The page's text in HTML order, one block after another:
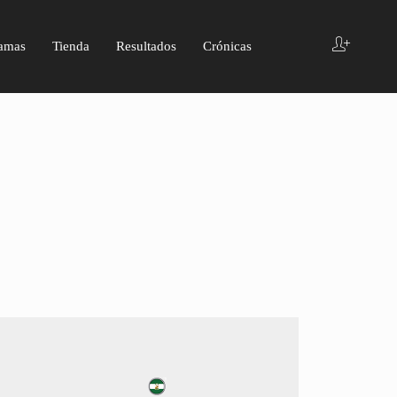
Tienda Resultados Crónicas